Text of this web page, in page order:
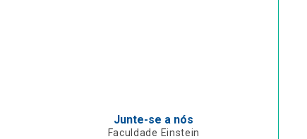
Junte-se a nós
Faculdade Einstein